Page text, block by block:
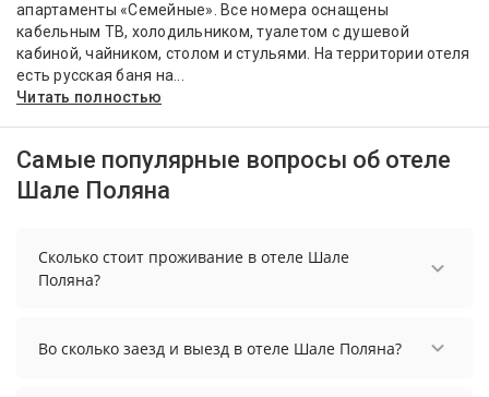
апартаменты «Семейные». Все номера оснащены
кабельным ТВ, холодильником, туалетом с душевой
кабиной, чайником, столом и стульями. На территории отеля
есть русская баня на...
Читать полностью
Самые популярные вопросы об отеле
Шале Поляна
Сколько стоит проживание в отеле Шале
Поляна?
начинается от 1908 рублей. Чтобы увидеть
актуальные цены на проживание, выберите
Во сколько заезд и выезд в отеле Шале Поляна?